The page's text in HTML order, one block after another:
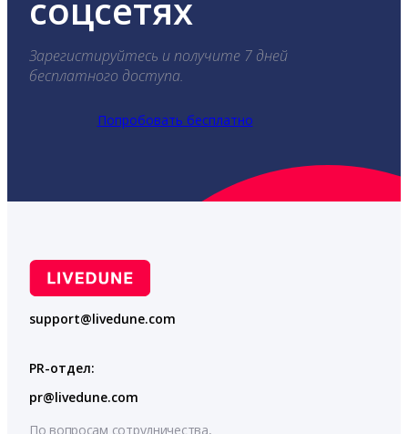
соцсетях
Зарегистируйтесь и получите 7 дней
бесплатного доступа.
Попробовать бесплатно
support@livedune.com
PR-отдел:
pr@livedune.com
По вопросам сотрудничества,